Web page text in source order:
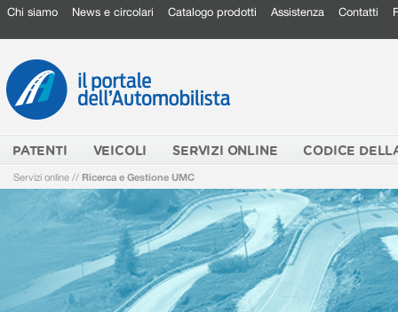
Chi siamo News e circolari Catalogo prodotti Assistenza Contatti
PATENTI VEICOLI SERVIZI ONLINE CODICE
Servizi online // Ricerca e Gestione UMC